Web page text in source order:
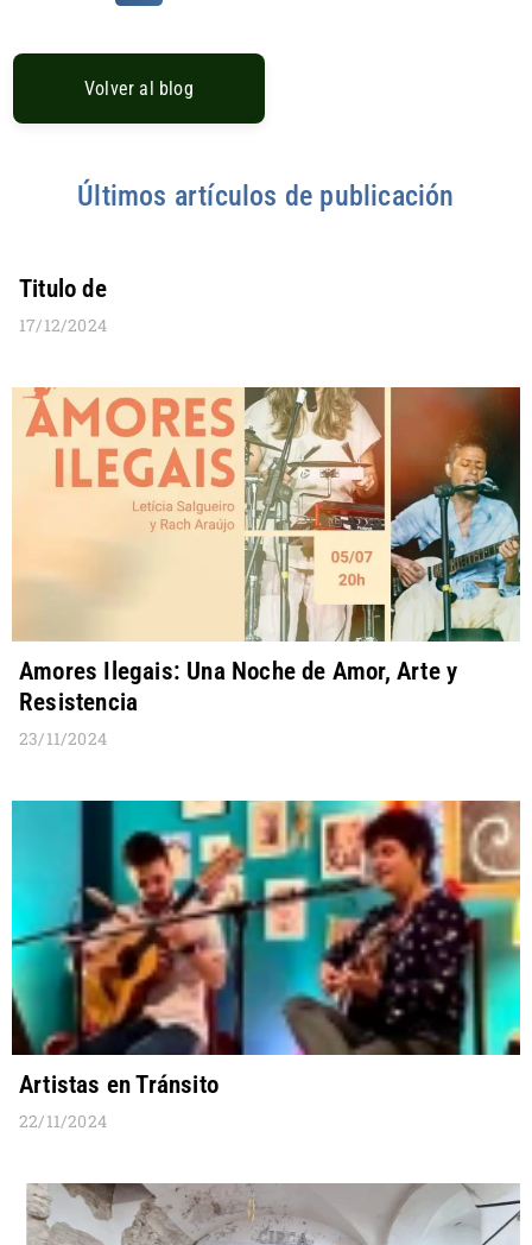
Volver al blog
Últimos artículos de publicación
Titulo de
17/12/2024
Amores Ilegais: Una Noche de Amor, Arte y
Resistencia
23/11/2024
Artistas en Tránsito
22/11/2024